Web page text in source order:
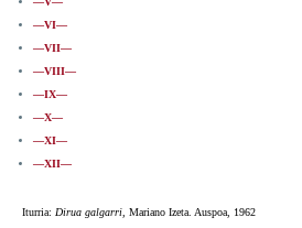
—VI—
—VII—
—VIII—
—IX—
—X—
—XI—
—XII—
Iturria: Dirua galgarri, Mariano Izeta. Auspoa, 1962